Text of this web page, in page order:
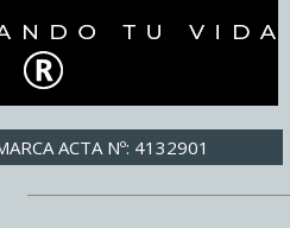
ACTA Nº: 4132901